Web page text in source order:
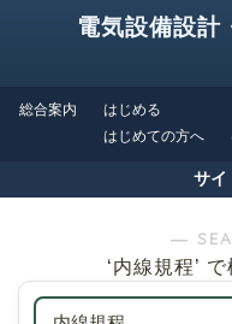
電気設備設計
総合案内
はじめる
はじめての方へ
サイ
―
‘内線規程’